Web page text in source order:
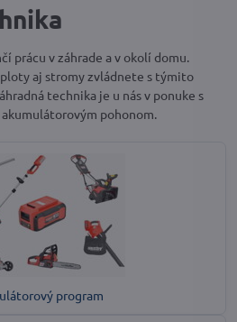
prácu v záhrade a v okolí domu.
aj stromy zvládnete s týmito
technika je u nás v ponuke s
pohonom.
program